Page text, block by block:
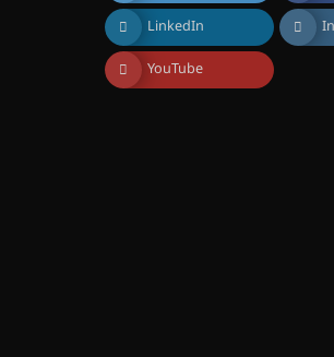
എം.ജി.
നിന്ന് ഇംഗ്ളീഷ്
സാഹിത്യത്തിൽ
നേടിയ എൻ. ആര്യ
LinkedIn
YouTube